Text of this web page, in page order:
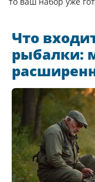
Что
рыбалки: